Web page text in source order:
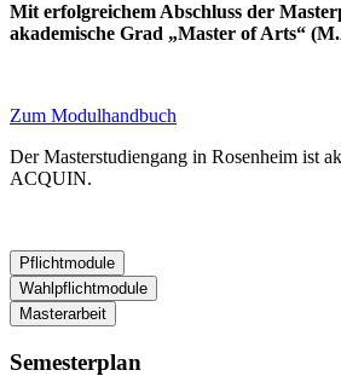
Mit erfolgreichem Abschluss der
akademische Grad „Master of Arts“
Zum Modulhandbuch
Der Masterstudiengang in Rosenheim ist
ACQUIN.
Pflichtmodule
Wahlpflichtmodule
Masterarbeit
Semesterplan